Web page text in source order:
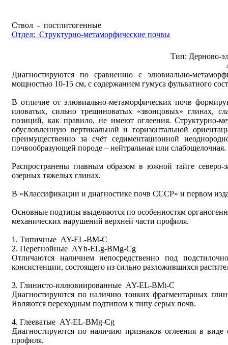
Ствол - постлитогенные
Отдел: Структурно-метаморфические почвы
Тип: Дерново-
Диагностируются по сравнению с элювиально-
мощностью 10-15 см, с содержанием гумуса фульватного
В отличие от элювиально-метаморфических почв
иловатых, сильно трещиноватых «звонцовых» глинах,
позиций, как правило, не имеют оглеения. Структурно-
обусловленную вертикальной и горизонтальной
преимущественно за счёт седиментационной
почвообразующей породе – нейтральная или слабощелочная.
Распространены главным образом в южной тайге
озерных тяжелых глинах.
В «Классификации и диагностике почв СССР» и первом
Основные подтипы выделяются по особенностям
механических нарушений верхней части профиля.
1. Типичные AY-EL-BM-C
2. Перегнойные AYh-ELg-BMg-Cg
Отличаются наличием непосредственно под
консистенции, состоящего из сильно разложившихся
3. Глинисто-иллювиированные AY-EL-BMt-C
Диагностируются по наличию тонких фрагментарных
Являются переходным подтипом к типу серых почв.
4. Глееватые AY-EL-BMg-Cg
Диагностируются по наличию признаков оглеения в
профиля.